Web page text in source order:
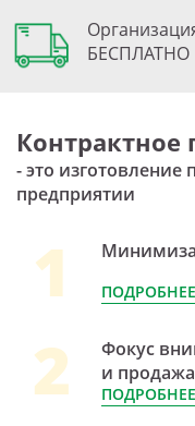
БЕСПЛАТНО
Контрактное
- это
предприятии
1 ПОДРОБНЕЕ
2
Фокус
и
ПОДРОБНЕЕ